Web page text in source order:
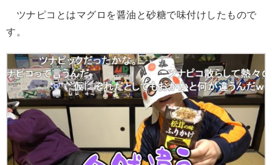
ツナピコとはマグロを醤油と砂糖で味付けしたもので
す。